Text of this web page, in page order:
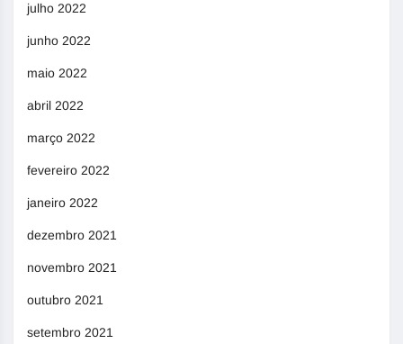
julho 2022
junho 2022
maio 2022
abril 2022
março 2022
fevereiro 2022
janeiro 2022
dezembro 2021
novembro 2021
outubro 2021
setembro 2021